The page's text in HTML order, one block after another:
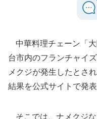
中華料理チェーン「
台市内のフランチャイ
メクジが発生したとさ
結果を公式サイトで発表
そこでは、ナメクジ